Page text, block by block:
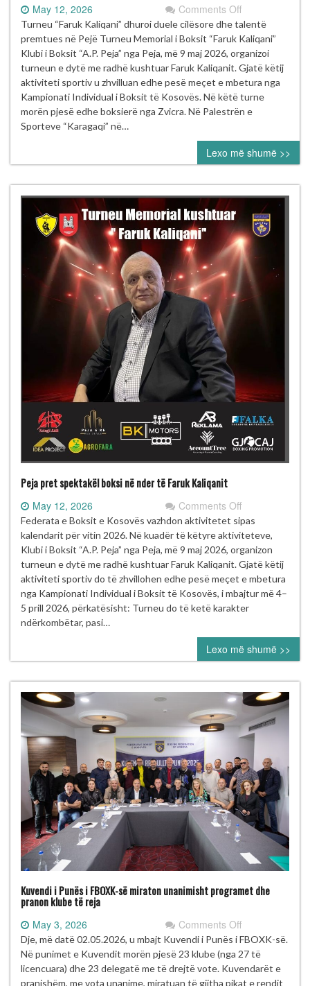
May 12, 2026 Comments Offon
Memoriali
“Faruk
Kaliqani”
solli
emocion
dhe
rivalitet
ringun
e
Pejës
Turneu “Faruk Kaliqani” dhuroi duele cilësore dhe talentë
premtues në Pejë Turneu Memorial i Boksit “Faruk Kaliqani”
Klubi i Boksit “A.P. Peja” nga Peja, më 9 maj 2026, organizoi
turneun e dytë me radhë kushtuar Faruk Kaliqanit. Gjatë këtij
aktiviteti sportiv u zhvilluan edhe pesë meçet e mbetura nga
Kampionati Individual i Boksit të Kosovës. Në këtë turne
morën pjesë edhe boksierë nga Zvicra. Në Palestrën e
Sporteve “Karagaqi” në…
Lexo më shumë >>
Peja pret spektakël boksi në nder të Faruk Kaliqanit
May 12, 2026 Comments Offon
Peja
pret
spektakël
boksi
në
nder
të
Kaliqanit
Federata e Boksit e Kosovës vazhdon aktivitetet sipas
kalendarit për vitin 2026. Në kuadër të këtyre aktiviteteve,
Klubi i Boksit “A.P. Peja” nga Peja, më 9 maj 2026, organizon
turneun e dytë me radhë kushtuar Faruk Kaliqanit. Gjatë këtij
aktiviteti sportiv do të zhvillohen edhe pesë meçet e mbetura
nga Kampionati Individual i Boksit të Kosovës, i mbajtur më 4–
5 prill 2026, përkatësisht: Turneu do të ketë karakter
ndërkombëtar, pasi…
Lexo më shumë >>
Kuvendi i Punës i FBOXK-së miraton unanimisht programet dhe
pranon klube të reja
May 3, 2026 Comments Offon
Kuvendi
i
Punës
i
Dje, më datë 02.05.2026, u mbajt Kuvendi i Punës i FBOXK-së.
Në punimet e Kuvendit morën pjesë 23 klube (nga 27 të
licencuara) dhe 23 delegatë me të drejtë vote. Kuvendarët e
pranishëm, me vota unanime, miratuan të gjitha pikat e rendit